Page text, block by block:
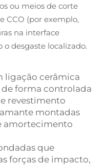
ou meios de corte
CCO (por exemplo,
na interface
o desgaste localizado.
ligação cerâmica
de forma controlada
revestimento
montadas
amortecimento
que
forças de impacto,